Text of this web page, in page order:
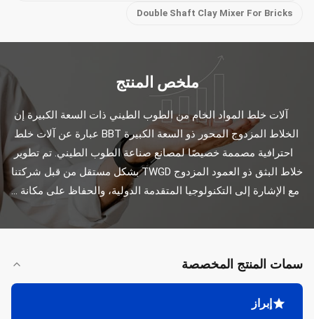
Double Shaft Clay Mixer For Bricks
ملخص المنتج
احترافية مصممة خصيصًا لمصانع صناعة الطوب الطيني. تم تطوير
مع الإشارة إلى التكنولوجيا المتقدمة الدولية، والحفاظ على مكانة ...
سمات المنتج المخصصة
إبراز